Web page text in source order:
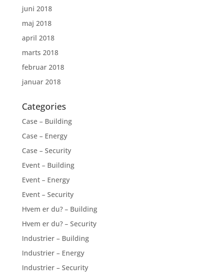
juni 2018
maj 2018
april 2018
marts 2018
februar 2018
januar 2018
Categories
Case – Building
Case – Energy
Case – Security
Event – Building
Event – Energy
Event – Security
Hvem er du? – Building
Hvem er du? – Security
Industrier – Building
Industrier – Energy
Industrier – Security